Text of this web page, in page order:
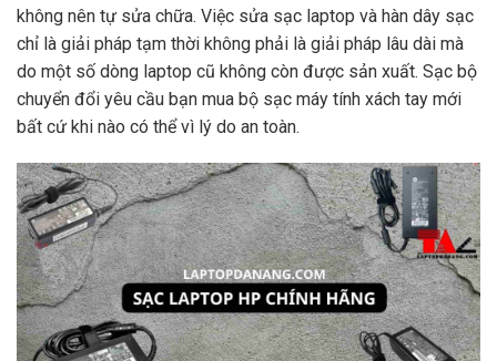
không nên tự sửa chữa. Việc sửa sạc laptop và hàn dây sạc
chỉ là giải pháp tạm thời không phải là giải pháp lâu dài mà
do một số dòng laptop cũ không còn được sản xuất. Sạc bộ
chuyển đổi yêu cầu bạn mua bộ sạc máy tính xách tay mới
bất cứ khi nào có thể vì lý do an toàn.